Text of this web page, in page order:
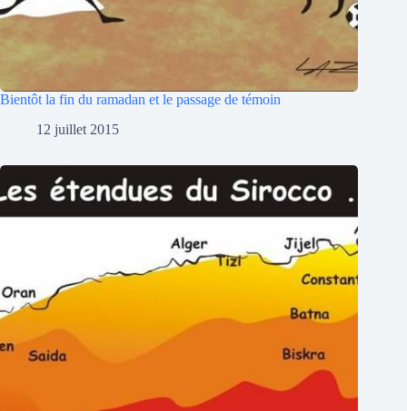
Bientôt la fin du ramadan et le passage de témoin
12 juillet 2015